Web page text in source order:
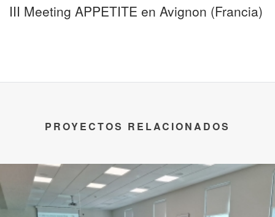
III Meeting APPETITE en Avignon (Francia)
PROYECTOS RELACIONADOS